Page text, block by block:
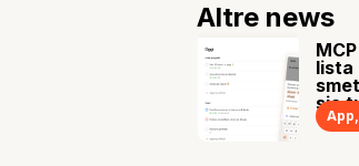
Altre news
lista
sia
App,